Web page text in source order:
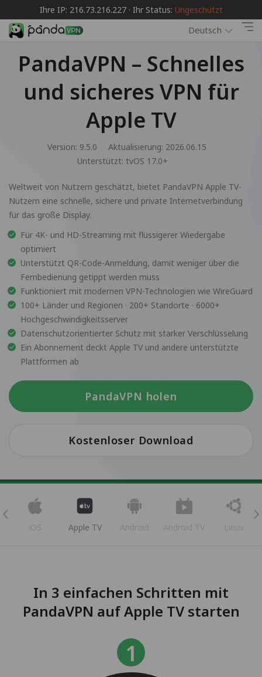
Ihre IP: 216.73.216.227 · Ihr Status: Ungeschützt
Deutsch
PandaVPN – Schnelles
und sicheres VPN für
Apple TV
Version: 9.5.0
Aktualisierung: 2026.06.15
Unterstützt: tvOS 17.0+
Weltweit von Nutzern geschätzt, bietet PandaVPN Apple TV-
Nutzern eine schnelle, sichere und private Internetverbindung
für das große Display.
Für 4K- und HD-Streaming mit flüssigerer Wiedergabe
optimiert
Unterstützt QR-Code-Anmeldung, damit weniger über die
Fernbedienung getippt werden muss
Funktioniert mit modernen VPN-Technologien wie WireGuard
100+ Länder und Regionen · 200+ Standorte · 6000+
Hochgeschwindigkeitsserver
Datenschutzorientierter Schutz mit starker Verschlüsselung
Ein Abonnement deckt Apple TV und andere unterstützte
Plattformen ab
PandaVPN holen
Kostenloser Download
iOS Apple TV Android Android TV Linux
In 3 einfachen Schritten mit
PandaVPN auf Apple TV starten